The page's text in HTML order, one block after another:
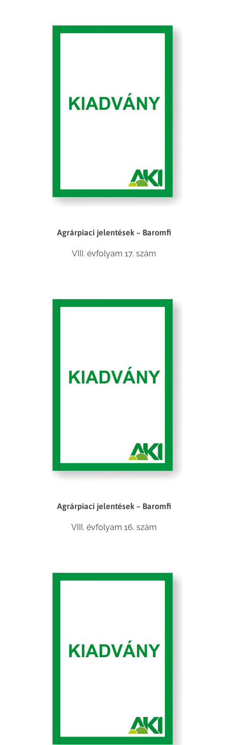
Agrárpiaci jelentések – Baromfi
VIII. évfolyam 17. szám
Agrárpiaci jelentések – Baromfi
VIII. évfolyam 16. szám